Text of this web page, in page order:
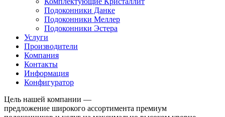
Подоконники Данке
Подоконники Меллер
Подоконники Эстера
Услуги
Производители
Компания
Контакты
Информация
Конфигуратор
Цель нашей компании —
предложение широкого ассортимента премиум